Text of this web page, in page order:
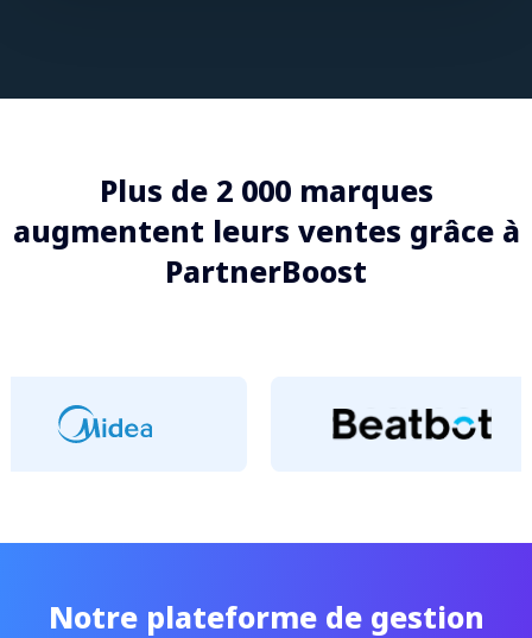
Plus de 2 000 marques
augmentent leurs ventes grâce à
PartnerBoost
Notre plateforme de gestion